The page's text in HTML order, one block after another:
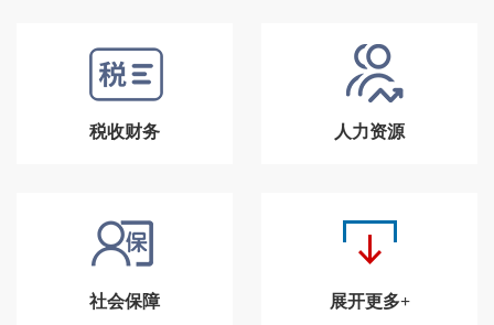
税收财务 人力资源
社会保障 展开更多+